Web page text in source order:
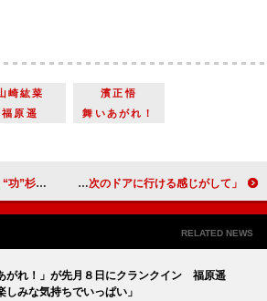
崎紘菜
濱正悟
福原遥
舞いあがれ！
理由とかが分かってスッキリ」 氷川きよし、野望は「型にとらわれないアーティスト」 「限界を突破すると次のドアに行ける感じがして」
RELATED NEWS
がれ！」が先月８日にクランクイン 福原遥
しみな気持ちでいっぱい」